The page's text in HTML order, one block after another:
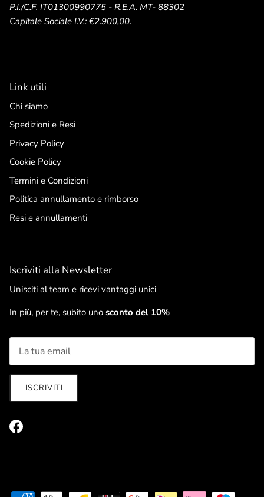
P.I./C.F. IT01300990775 - R.E.A. MT- 88302
Capitale Sociale I.V.: €2.900,00.
Link utili
Chi siamo
Spedizioni e Resi
Privacy Policy
Cookie Policy
Termini e Condizioni
Politica annullamento e rimborso
Resi e annullamenti
Iscriviti alla Newsletter
Unisciti al team e ricevi vantaggi unici
In più, per te, subito uno sconto del 10%
ISCRIVITI
Facebook